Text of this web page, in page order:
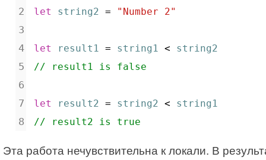
let
string2 = "Number 2"
let result1 = string1 < string2
// result1 is false
let result2 = string2 < string1
// result2 is true
Эта работа нечувствительна к локали. В